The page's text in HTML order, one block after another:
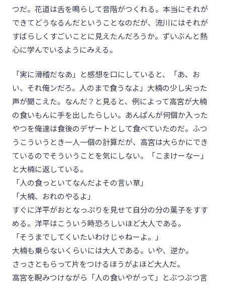
つだ。花道は舌を鳴らして音階がつくれる。本当にそれが
できてどうなるんだということなのだが、流川にはそれが
すばらしくすごいことに見えたんだろうか。ずいぶんと熱
心に学んでいるようにみえる。
「実に滑稽だなあ」と感想を口にしていると、「あ、お
い、それ俺ンだろ。人のまで食うなよ」大楠の少し尖った
声が聞こえた。なんだ？と見ると、例によって高宮が大楠
の食いもんに手を出したらしい。あんぱんが何個か入った
やつを俺達は食後のデザートとして食べていたのだ。ふつ
うこういうとき一人一個の計算だが、高宮は大らかにでき
ているのでそういうことを気にしない。「こまけーなー」
と大楠に返している。
「人の食っといてなんだよその言い草」
「大楠、おれのやるよ」
すぐに洋平がおとなっぷりを見せて自分の分の菓子をすす
める。洋平はこういう時恐ろしいほど大人である。
「そうまでしてくいたいわけじゃねーよ。」
大楠も乗らないくらいには大人である。いや、逆か。
さっさともらって片をつけるほうがよほど大人だ。
高宮を睨みつけながら「人の食いやがって」とぶつぶつ言